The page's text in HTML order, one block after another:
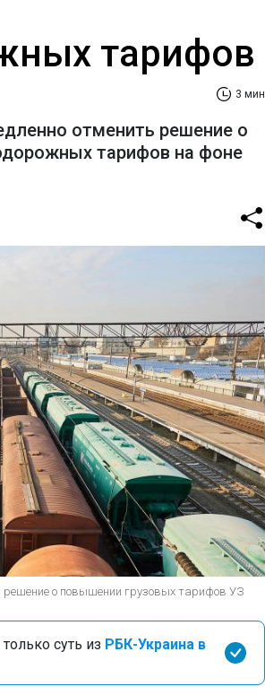
тарифов
3 мин
отменить решение о
тарифов на фоне
о повышении грузовых тарифов УЗ
суть из РБК-Украина в